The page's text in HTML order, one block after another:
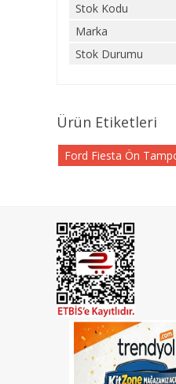
Stok Kodu
Marka
Stok Durumu
Ürün Etiketleri
Ford Fiesta Ön